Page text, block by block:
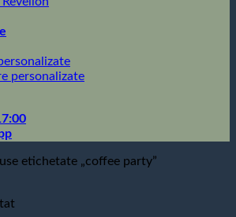
personalizate
etichetate „coffee party”